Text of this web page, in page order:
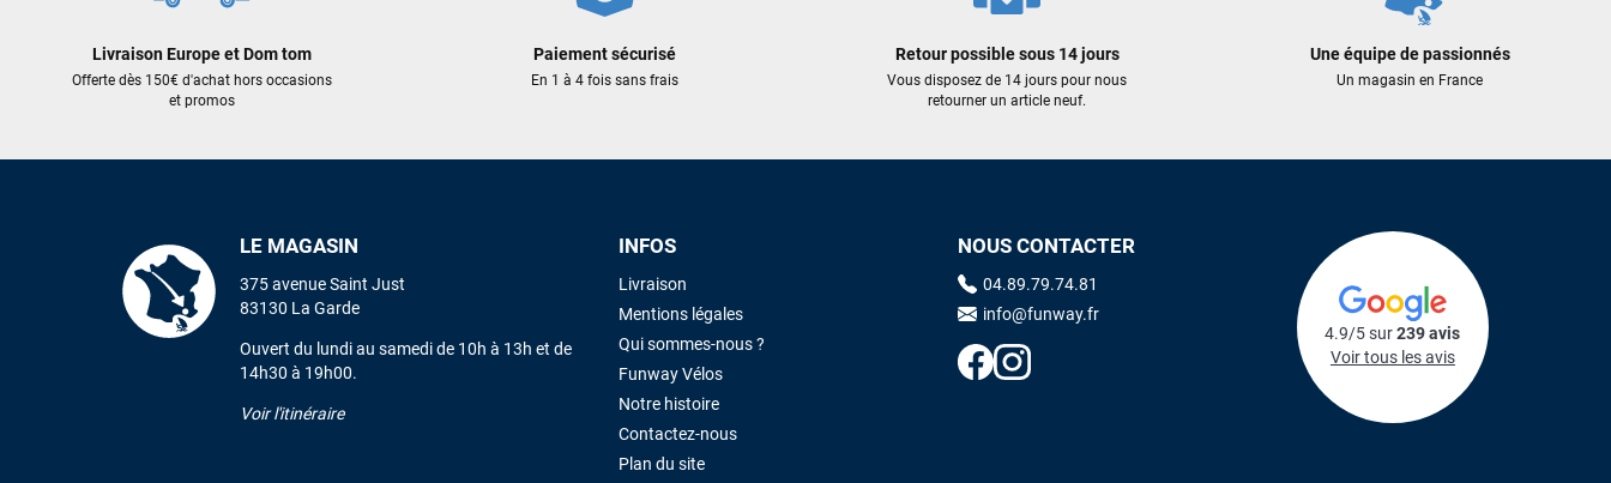
Livraison Europe et Dom tom
Offerte dès 150€ d'achat hors occasions
et promos
Paiement sécurisé
En 1 à 4 fois sans frais
Retour possible sous 14 jours
Vous disposez de 14 jours pour nous
retourner un article neuf.
Une équipe de passionnés
Un magasin en France
LE MAGASIN
375 avenue Saint Just
83130 La Garde
Ouvert du lundi au samedi de 10h à 13h et de
14h30 à 19h00.
Voir l'itinéraire
INFOS
Livraison
Mentions légales
Qui sommes-nous ?
Funway Vélos
Notre histoire
Contactez-nous
Plan du site
NOUS CONTACTER
04.89.79.74.81
info@funway.fr
4.9/5 sur239 avis
Voir tous les avis